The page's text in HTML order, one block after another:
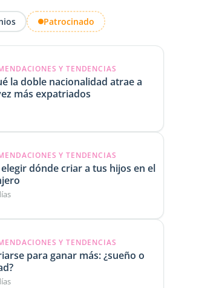
Patrocinado
Y TENDENCIAS
la doble nacionalidad atrae a
más expatriados
Y TENDENCIAS
dónde criar a tus hijos en el
Y TENDENCIAS
para ganar más: ¿sueño o